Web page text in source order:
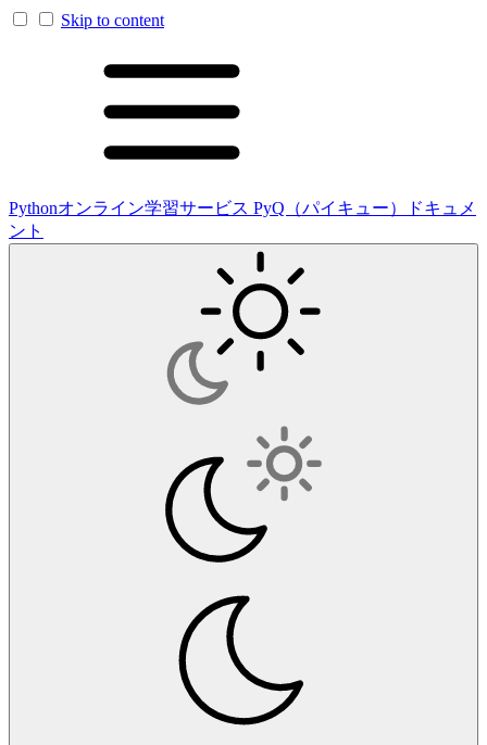
Skip to content
Pythonオンライン学習サービス PyQ（パイキュー）ドキュメ
ント